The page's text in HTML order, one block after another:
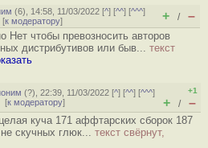
(6), 14:58, 11/03/2022 [^] [^^] [^^^]
к модератору] + / –
Нет чтобы превозносить авторов
дистрибутивов или быв... текст
(?), 22:39, 11/03/2022 [^] [^^] [^^^]
[к модератору]
+1
+ / –
куча 171 аффтарских сборок 187
скучных глюк... текст свёрнут,